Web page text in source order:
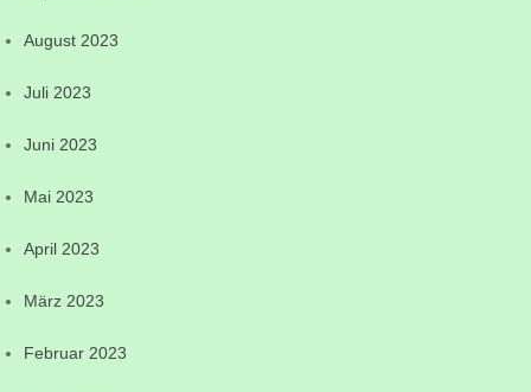
August 2023
Juli 2023
Juni 2023
Mai 2023
April 2023
März 2023
Februar 2023